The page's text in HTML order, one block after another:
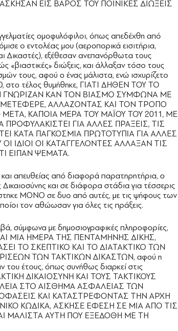
ΑΣΚΗΣΑΝ ΕΙΣ ΒΑΡΟΣ ΤΟΥ ΠΟΙΝΙΚΕΣ ΔΙΩΞΕΙΣ
ομοφυλόφιλοι, όπως απεδέχθη από
ο εντολέας μου (αεροπορικά εισιτήρια,
Δικαστές), εξέθεσαν ανεπανόρθωτα τους
«βιαστικές» διώξεις, και άλλαξαν τόσο τους
τους, αφού ο ένας μάλιστα, ενώ ισχυρίζετο
στο τέλος θυμήθηκε, ΓΙΑΤΙ ΔΗΘΕΝ ΤΟΥ ΤΟ
ΓΝΩΡΙΖΑΝ ΚΑΝ ΤΟΝ ΒΙΑΣΜΟ ΣΥΜΦΩΝΑ ΜΕ
ΜΕΤΕΦΕΡΕ, ΑΛΛΑΖΟΝΤΑΣ ΚΑΙ ΤΟΝ ΤΡΟΠΟ
ΚΑΠΟΙΑ ΜΕΡΑ ΤΟΥ ΜΑΪΟΥ ΤΟΥ 2011, ΜΕ
ΓΙΑ ΑΛΛΕΣ ΠΡΑΞΕΙΣ, ΤΙΣ
ΚΑΤΑ ΠΑΓΚΟΣΜΙΑ ΠΡΩΤΟΤΥΠΙΑ ΓΙΑ ΑΛΛΕΣ
ΙΔΙΟΙ ΟΙ ΚΑΤΑΓΓΕΛΟΝΤΕΣ ΑΛΛΑΞΑΝ ΤΙΣ
ΕΙΠΑΝ ΨΕΜΑΤΑ.
απευθείας από διαφορά παρατηρητήρια, ο
και σε διάφορα στάδια για τέσσερις
ΜΟΝΟ σε δυο από αυτές, με τις ψήφους των
τον αθώωσαν για όλες τις πράξεις.
σύμφωνα με δημοσιογραφικές πληροφορίες,
ΜΙΑ ΗΜΕΡΑ ΤΗΣ ΠΕΝΤΑΜΗΝΗΣ ΔΙΚΗΣ,
ΤΟ ΣΚΕΠΤΙΚΟ ΚΑΙ ΤΟ ΔΙΑΤΑΚΤΙΚΟ ΤΩΝ
ΤΩΝ ΤΑΚΤΙΚΩΝ ΔΙΚΑΣΤΩΝ, αφού η
έτους, όπως συνήθως διαρκεί στις
ΔΙΚΑΙΟΣΥΝΗ ΚΑΙ ΤΟΥΣ ΤΑΚΤΙΚΟΥΣ
ΣΤΟ ΑΙΣΘΗΜΑ ΑΣΦΑΛΕΙΑΣ ΤΩΝ
ΚΑΙ ΚΑΤΑΣΤΡΕΦΟΝΤΑΣ ΤΗΝ ΑΡΧΗ
ΚΩΔΙΚΑ, ΑΣΚΗΣΕ ΕΦΕΣΗ ΣΕ ΜΙΑ ΑΠΟ ΤΙΣ
ΜΑΛΙΣΤΑ ΑΥΤΗ ΠΟΥ ΕΞΕΔΟΘΗ ΜΕ ΤΗ